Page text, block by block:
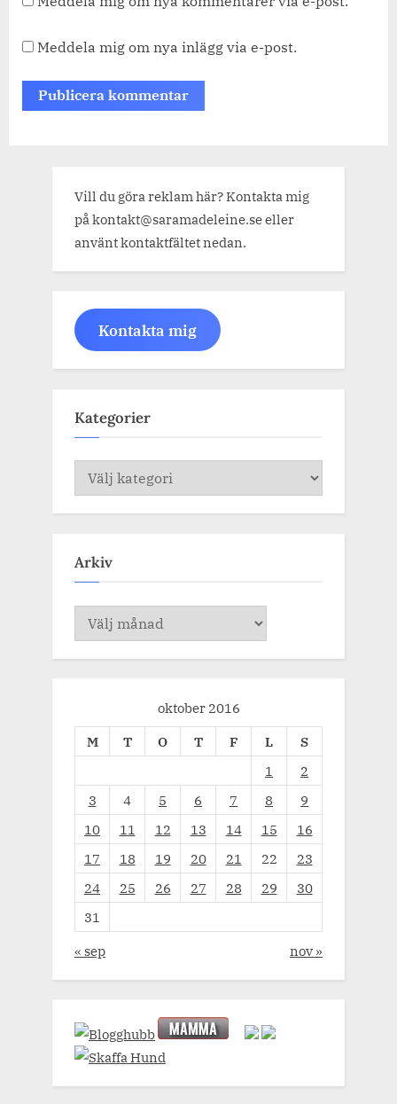
Meddela mig om nya inlägg via e-post.
Vill du göra reklam här? Kontakta mig
på kontakt@saramadeleine.se eller
använt kontaktfältet nedan.
Kontakta mig
Kategorier
Kategorier
Arkiv
Arkiv
oktober 2016
M
T O T F L
S
1
2
3
4 5 6 7 8
9
10
11 12 13 14 15
16
17
18 19 20 21 22
23
24
25 26 27 28 29
30
31
« sep
nov »